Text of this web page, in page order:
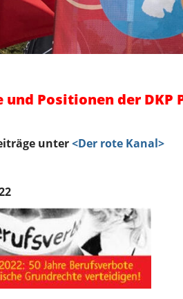
und Positionen der DKP
unter<Der rote Kanal>